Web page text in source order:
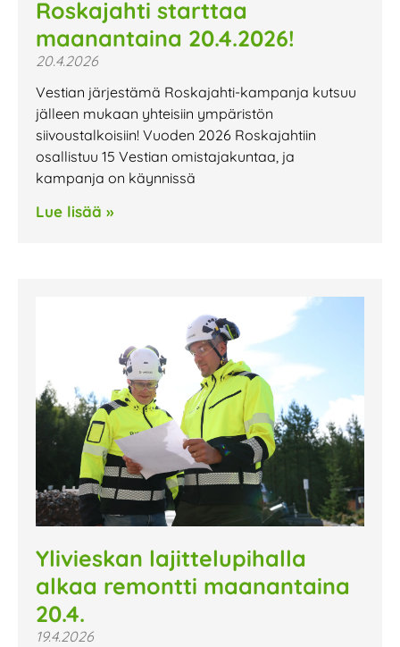
Roskajahti starttaa
maanantaina 20.4.2026!
20.4.2026
Vestian järjestämä Roskajahti-kampanja kutsuu
jälleen mukaan yhteisiin ympäristön
siivoustalkoisiin! Vuoden 2026 Roskajahtiin
osallistuu 15 Vestian omistajakuntaa, ja
kampanja on käynnissä
Lue lisää »
Ylivieskan lajittelupihalla
alkaa remontti maanantaina
20.4.
19.4.2026